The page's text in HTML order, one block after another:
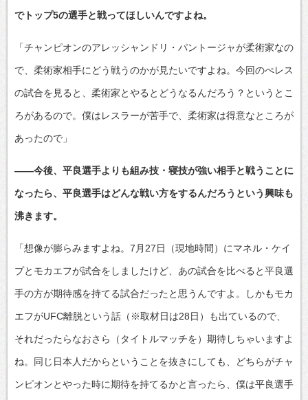
でトップ5の選手と戦ってほしいんですよね。
「チャンピオンのアレッシャンドリ・パントージャが柔術家なの
で、柔術家相手にどう戦うのかが見たいですよね。今回のぺレス
の試合を見ると、柔術家とやるとどうなるんだろう？というとこ
ろがあるので。僕はレスラーが苦手で、柔術家は得意なところが
あったので」
――今後、平良選手よりも組み技・寝技が強い相手と戦うことに
なったら、平良選手はどんな戦い方をするんだろうという興味も
沸きます。
「想像が膨らみますよね。7月27日（現地時間）にマネル・ケイ
プとモカエフが試合をしましたけど、あの試合を比べると平良選
手の方が期待感を持てる試合だったと思うんですよ。しかもモカ
エフがUFC離脱という話（※取材日は28日）も出ているので、
それだったらなおさら（タイトルマッチを）期待しちゃいますよ
ね。同じ日本人だからということを抜きにしても、どちらがチャ
ンピオンとやった時に期待を持てるかと言ったら、僕は平良選手